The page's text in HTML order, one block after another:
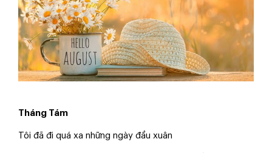
Tháng Tám
Tôi đã đi quá xa những ngày đầu xuân